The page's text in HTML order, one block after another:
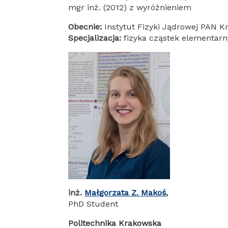
mgr inż. (2012) z wyróżnieniem
Obecnie: Instytut Fizyki Jądrowej PAN
Specjalizacja: fizyka cząstek
inż. Małgorzata Z. Makoś,
PhD Student
Politechnika Krakowska